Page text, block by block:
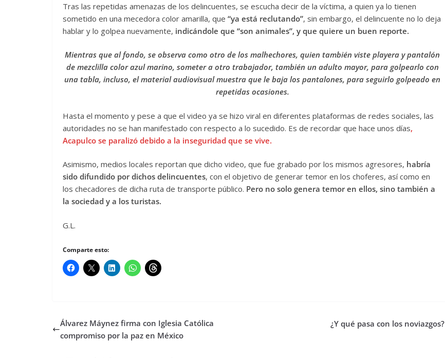
Tras las repetidas amenazas de los delincuentes, se escucha decir de la víctima, a quien ya lo tienen
sometido en una mecedora color amarilla, que “ya está reclutando”, sin embargo, el delincuente no lo deja
hablar y lo golpea nuevamente, indicándole que “son animales”, y que quiere un buen reporte.
Mientras que al fondo, se observa como otro de los malhechores, quien también viste playera y pantalón
de mezclilla color azul marino, someter a otro trabajador, también un adulto mayor, para golpearlo con
una tabla, incluso, el material audiovisual muestra que le baja los pantalones, para seguirlo golpeado en
repetidas ocasiones.
Hasta el momento y pese a que el video ya se hizo viral en diferentes plataformas de redes sociales, las
autoridades no se han manifestado con respecto a lo sucedido. Es de recordar que hace unos días,
Acapulco se paralizó debido a la inseguridad que se vive.
Asimismo, medios locales reportan que dicho video, que fue grabado por los mismos agresores, habría
sido difundido por dichos delincuentes, con el objetivo de generar temor en los choferes, así como en
los checadores de dicha ruta de transporte público. Pero no solo genera temor en ellos, sino también a
la sociedad y a los turistas.
G.L.
Comparte esto:
Álvarez Máynez firma con Iglesia Católica
compromiso por la paz en México
¿Y qué pasa con los noviazgos?